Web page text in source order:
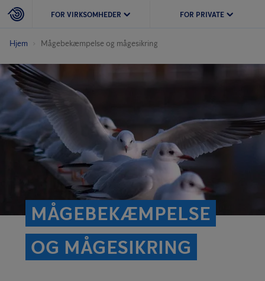
FOR VIRKSOMHEDER FOR PRIVATE
Hjem Mågebekæmpelse og mågesikring
MÅGEBEKÆMPELSE
OG MÅGESIKRING